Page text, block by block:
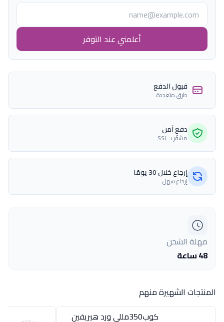
أعلمني عند التوفر
قبول الدفع
طرق متعددة
دفع آمن
مشفّر بـ SSL
إرجاع خلال 30 يومًا
إرجاع سهل
مهلة الشحن
48 ساعة
المنتجات الشهيرة منهم
كوب350مللى ورد هيريفين